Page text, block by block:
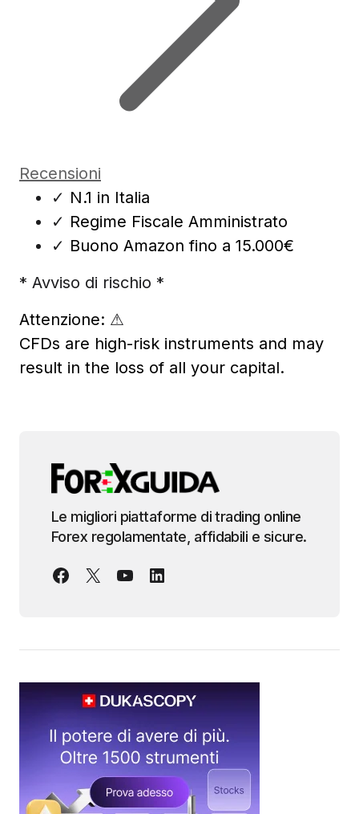
Recensioni
✓ N.1 in Italia
✓ Regime Fiscale Amministrato
✓ Buono Amazon fino a 15.000€
* Avviso di rischio *
Attenzione: ⚠
CFDs are high-risk instruments and may
result in the loss of all your capital.
Le migliori piattaforme di trading online
Forex regolamentate, affidabili e sicure.